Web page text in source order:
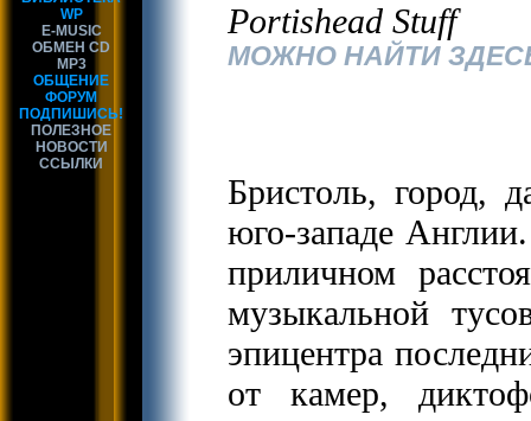
WP
E-MUSIC
ОБМЕН CD
MP3
ОБЩЕНИЕ
ФОРУМ
ПОДПИШИСЬ!
ПОЛЕЗНОЕ
НОВОСТИ
ССЫЛКИ
Portishead Stuff
МОЖНО НАЙТИ
Бристоль, город,
юго-западе
приличном
музыкальной
эпицентра
от камер,